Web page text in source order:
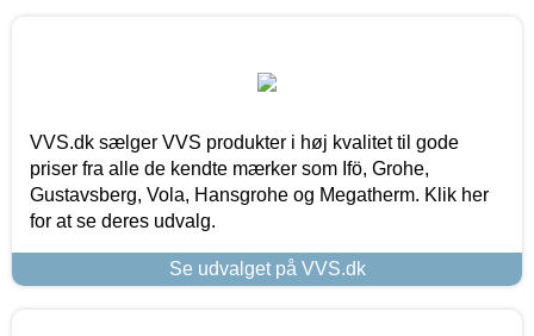
VVS.dk sælger VVS produkter i høj kvalitet til gode
priser fra alle de kendte mærker som Ifö, Grohe,
Gustavsberg, Vola, Hansgrohe og Megatherm. Klik her
for at se deres udvalg.
Se udvalget på VVS.dk